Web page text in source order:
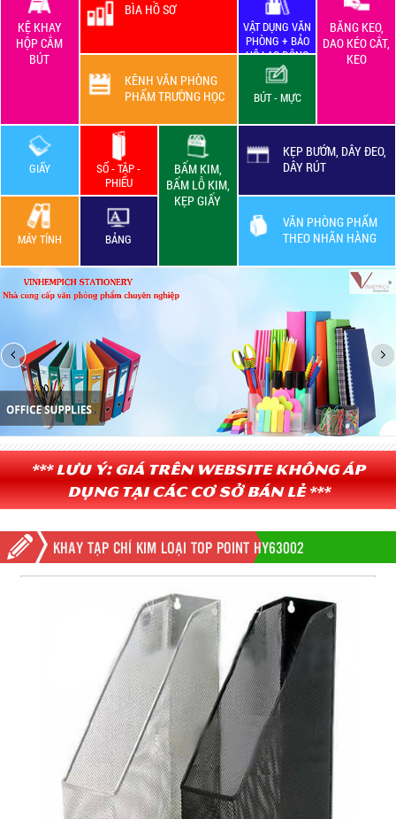
KỆ KHAY
HỘP CẮM
BÚT
BÌA HỒ SƠ
VẬT DỤNG VĂN
PHÒNG + BẢO
HỘ LAO ĐỘNG
BĂNG KEO,
DAO KÉO CẮT,
KEO
KÊNH VĂN PHÒNG
PHẨM TRƯỜNG HỌC
BÚT - MỰC
GIẤY
SỔ - TẬP -
PHIẾU
BẤM KIM,
BẤM LỖ KIM,
KẸP GIẤY
KẸP BƯỚM, DÂY ĐEO,
DÂY RÚT
VĂN PHÒNG PHẨM
THEO NHÃN HÀNG
MÁY TÍNH BẢNG
*** Lưu ý: Giá trên website không áp
dụng tại các cơ sở bán lẻ ***
KHAY TẠP CHÍ KIM LOẠI TOP POINT HY63002